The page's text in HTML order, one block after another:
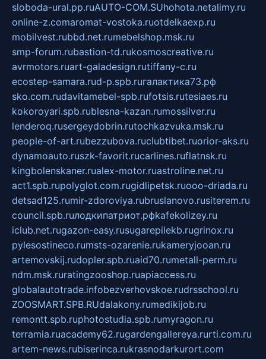
sloboda-ural.pp.ruAUTO-COM.SUhohota.netalimy.ru
online-z.comaromat-vostoka.ruotdelkaexp.ru
mobilvest.rubbd.net.rumebelshop.msk.ru
smp-forum.rubastion-td.rukosmoscreative.ru
avrmotors.ruart-galadesign.rutiffany-c.ru
ecostep-samara.rud-p.spb.ruгалактика73.рф
sko.com.rudavitamebel-spb.rufotsis.rutesiaes.ru
kokoroyari.spb.rublesna-kazan.rumossilver.ru
lenderoq.rusergeydobrin.rutochkazvuka.msk.ru
people-of-art.rubezzubova.ruclubtibet.ruorior-aks.ru
dynamoauto.ruszk-favorit.rucarlines.ruflatnsk.ru
kingbolenskaner.rualex-motor.ruastroline.net.ru
act1.spb.rupolyglot.com.rugidlipetsk.ruooo-driada.ru
detsad125.rumir-zdoroviya.rubruslanovo.rusiterem.ru
council.spb.ruлодкипатриот.рфkafekolizey.ru
iclub.net.rugazon-easy.rusugarepilekb.rugrinox.ru
pylesostineco.rumsts-ozarenie.rukameryjooan.ru
artemovskij.rudopler.spb.ruaid70.rumetall-perm.ru
ndm.msk.ruratingzooshop.ruapiaccess.ru
globalautotrade.infobezverhovskoe.rudrsschool.ru
ZOOSMART.SPB.RUdalakony.rumedikijob.ru
remontt.spb.ruphotostudia.spb.rumyragon.ru
terramia.ruacademy62.rugardengallereya.rurti.com.ru
artem-news.rubiserinca.rukrasnodarkurort.com